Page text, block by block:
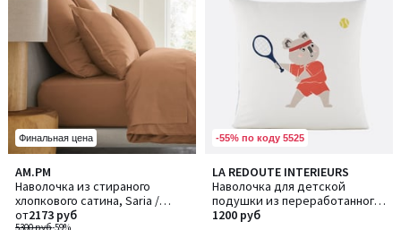
Финальная цена
AM.PM
Наволочка из стираного
хлопкового сатина, Saria /
Сариа
5300 руб-59%
от2173 руб
4,8
/ 5
Количество
цветов:
3
-55% по коду 5525
LA REDOUTE INTERIEURS
Наволочка для детской
подушки из переработанного
хлопка (30%), Neilo / Неило
1200 руб